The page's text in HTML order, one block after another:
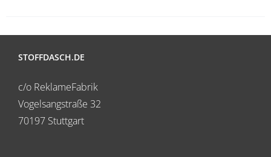
STOFFDASCH.DE
c/o ReklameFabrik
Vogelsangstraße 32
70197 Stuttgart